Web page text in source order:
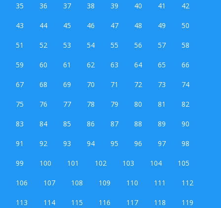
35 36 37 38 39 40 41 42
43 44 45 46 47 48 49 50
51 52 53 54 55 56 57 58
59 60 61 62 63 64 65 66
67 68 69 70 71 72 73 74
75 76 77 78 79 80 81 82
83 84 85 86 87 88 89 90
91 92 93 94 95 96 97 98
99 100 101 102 103 104 105
106 107 108 109 110 111 112
113 114 115 116 117 118 119